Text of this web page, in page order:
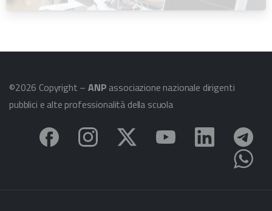
©2026 Copyright –ANP associazione nazionale dirigenti
pubblici e alte professionalità della scuola